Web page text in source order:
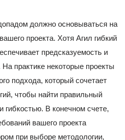
должно основываться на
проекта. Хотя Агил гибкий
предсказуемость и
практике некоторые проекты
подхода, который сочетает
чтобы найти правильный
гибкостью. В конечном счете,
вашего проекта
при выборе методологии,